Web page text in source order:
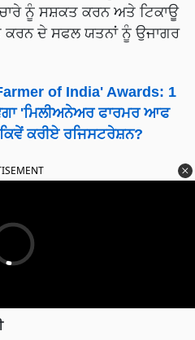
ਨੂੰ ਸਸ਼ਕਤ ਕਰਨ ਅਤੇ ਟਿਕਾਊ
ਕਰਨ ਦੇ ਸਫਲ ਯਤਨਾਂ ਨੂੰ ਉਜਾਗਰ
of India' Awards: 1
'ਮਿਲੀਅਨੇਅਰ ਫਾਰਮਰ ਆਫ
ਕਰੀਏ ਰਜਿਸਟਰੇਸ਼ਨ?